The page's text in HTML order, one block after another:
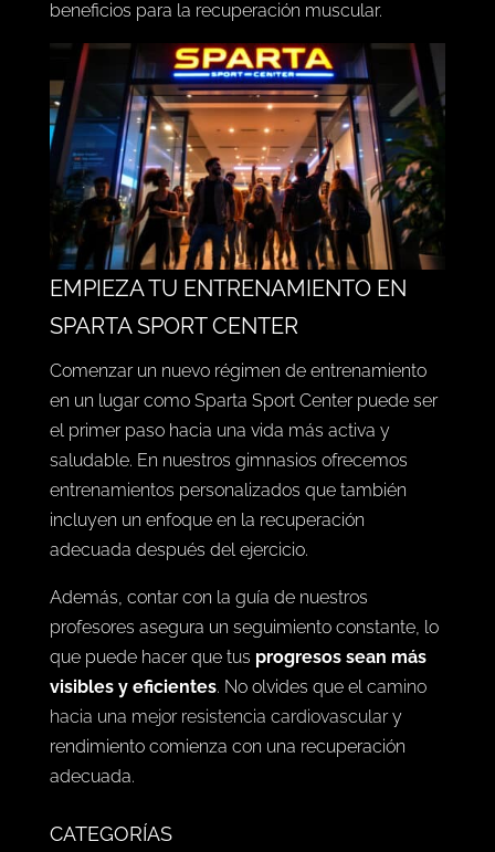
beneficios para la recuperación muscular.
EMPIEZA TU ENTRENAMIENTO EN
SPARTA SPORT CENTER
Comenzar un nuevo régimen de entrenamiento
en un lugar como Sparta Sport Center puede ser
el primer paso hacia una vida más activa y
saludable. En nuestros gimnasios ofrecemos
entrenamientos personalizados que también
incluyen un enfoque en la recuperación
adecuada después del ejercicio.
Además, contar con la guía de nuestros
profesores asegura un seguimiento constante, lo
que puede hacer que tus progresos sean más
visibles y eficientes. No olvides que el camino
hacia una mejor resistencia cardiovasculary
rendimiento comienza con una recuperación
adecuada.
CATEGORÍAS